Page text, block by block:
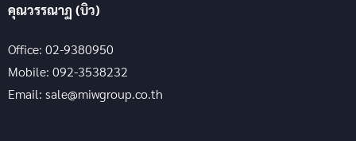
คุณวรรณาฏ (บิว)
Office: 02-9380950
Mobile: 092-3538232
Email: sale@miwgroup.co.th